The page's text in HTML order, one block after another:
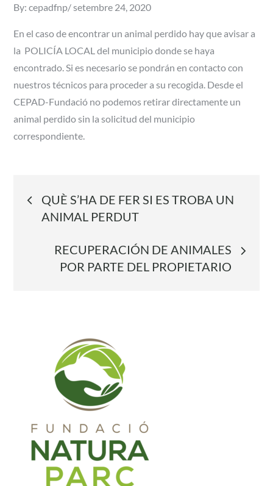
By:cepadfnp Posted
setembre 24, 2020
En el caso de encontrar un animal perdido hay que avisar a
la POLICÍA LOCAL del municipio donde se haya
encontrado. Si es necesario se pondrán en contacto con
nuestros técnicos para proceder a su recogida. Desde el
CEPAD-Fundació no podemos retirar directamente un
animal perdido sin la solicitud del municipio
correspondiente.
Navegació
d'entrades
QUÈ S’HA DE FER SI ES TROBA UN
ANIMAL PERDUT
RECUPERACIÓN DE ANIMALES
POR PARTE DEL PROPIETARIO